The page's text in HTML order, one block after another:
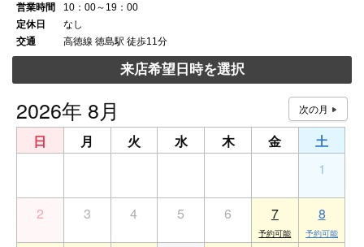
営業時間
10：00～19：00
定休日
なし
交通
高徳線 徳島駅 徒歩11分
来店希望日時を選択
2026年 8月
日 月 火 水 木 金
土
1
2 3 4 5 6 7 8